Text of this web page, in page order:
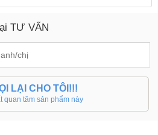
TƯ VẤN
LẠI CHO TÔI!!!
quan tâm sản phẩm này